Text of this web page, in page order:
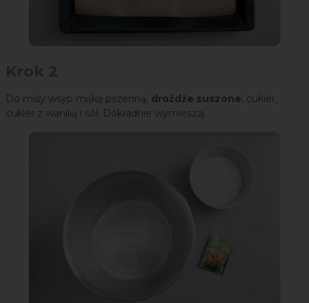
Do misy wsyp mąkę pszenną, drożdże suszone, cukier,
cukier z wanilią i sól. Dokładnie wymieszaj.